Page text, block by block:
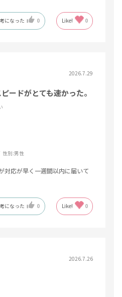
になった 0 Like! 0
2026.7.29
ードがとても速かった。
性別:男性
対応が早く一週間以内に届いて
になった 0 Like! 0
2026.7.26